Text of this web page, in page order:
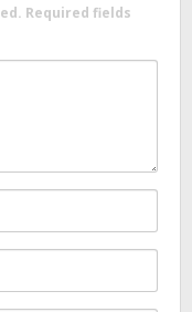
Required fields